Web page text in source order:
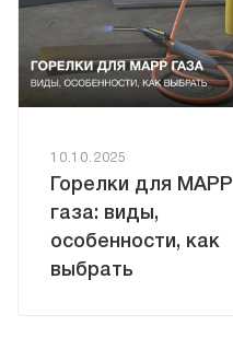
10.10.2025
Горелки для MAPP
газа: виды,
особенности, как
выбрать